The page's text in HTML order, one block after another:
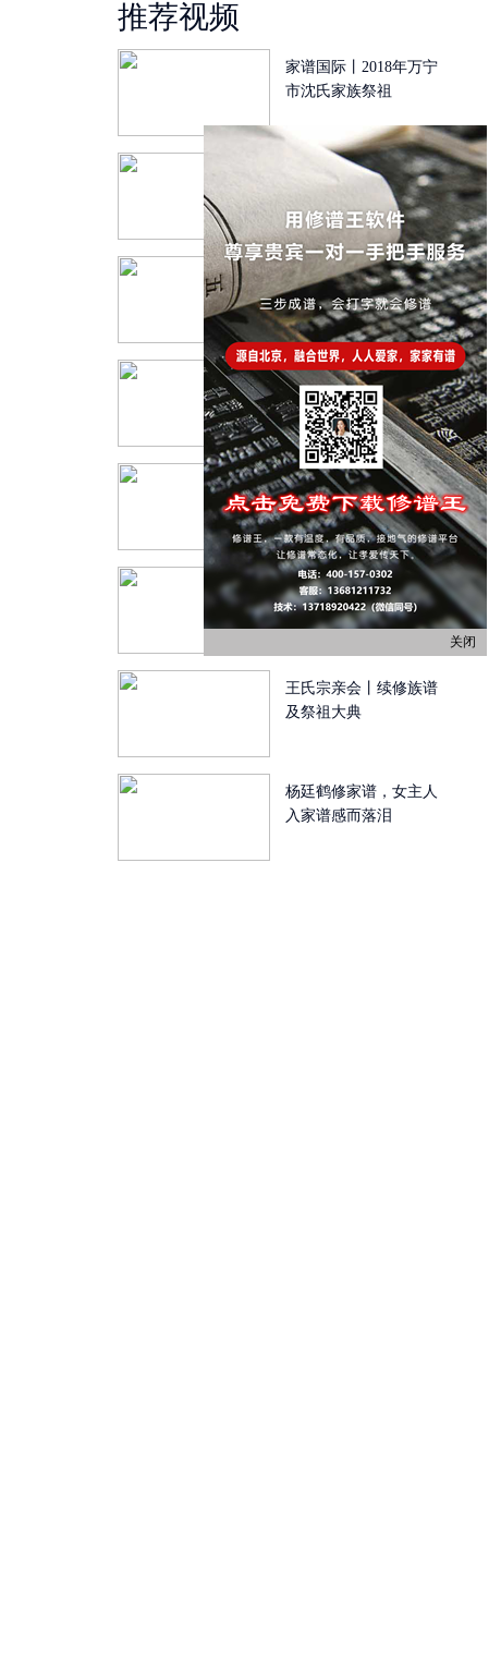
推荐视频
家谱国际丨2018年万宁
市沈氏家族祭祖
家谱国际丨为国存史，
为民立传丨家谱
朱氏宗亲会：抚州津溪
朱氏十一修族谱
家谱国际：【慧子说】
中国姓氏文化起
朱氏宗亲会：宿松朱氏
家族修家谱庆典
家谱国际丨封氏家族续
修家谱庆典
王氏宗亲会丨续修族谱
及祭祖大典
杨廷鹤修家谱，女主人
入家谱感而落泪
关闭